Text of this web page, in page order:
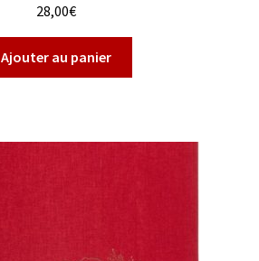
28,00€
Ajouter au panier